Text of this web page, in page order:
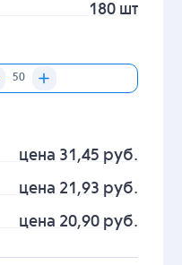
180 шт
цена 31,45 руб.
цена 21,93 руб.
цена 20,90 руб.